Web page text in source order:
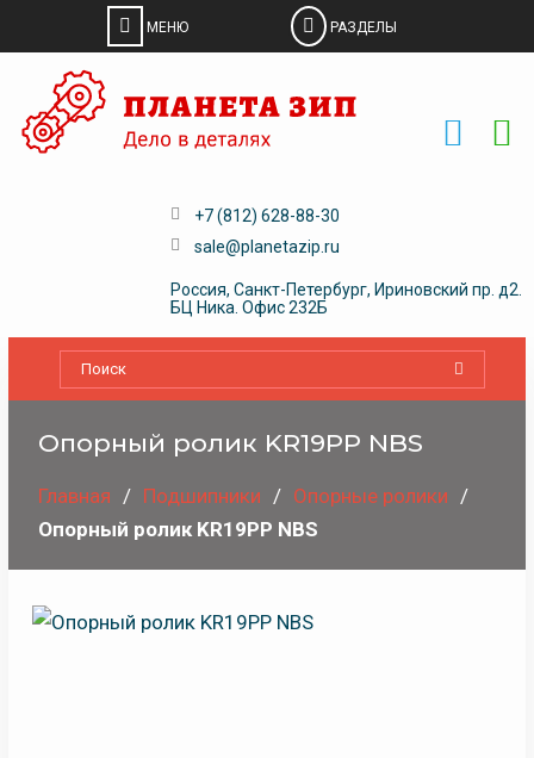
content
+7 (812) 628-88-30
sale@planetazip.ru
Россия, Санкт-Петербург, Ириновский пр. д2.
БЦ Ника. Офис 232Б
Опорный ролик KR19PP NBS
Главная Подшипники
Опорные ролики
Опорный ролик KR19PP NBS